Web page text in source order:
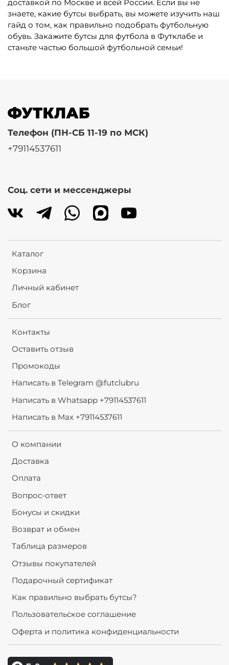
доставкой по Москве и всей России. Если вы не
знаете, какие бутсы выбрать, вы можете изучить наш
гайд о том, как правильно подобрать футбольную
обувь. Закажите бутсы для футбола в Футклабе и
станьте частью большой футбольной семьи!
Каталог
Корзина
Личный кабинет
Блог
Контакты
Оставить отзыв
Промокоды
Написать в Telegram @futclubru
Написать в Whatsapp +79114537611
Написать в Max +79114537611
О компании
Доставка
Оплата
Вопрос-ответ
Бонусы и скидки
Возврат и обмен
Таблица размеров
Отзывы покупателей
Подарочный сертификат
Как правильно выбрать бутсы?
Пользовательское соглашение
Оферта и политика конфиденциальности
Телефон (ПН-СБ 11-19 по МСК)
+79114537611
Соц. сети и мессенджеры